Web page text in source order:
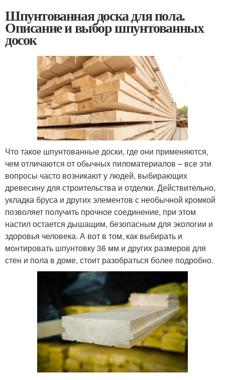
Шпунтованная доска для пола.
Описание и выбор шпунтованных
досок
Что такое шпунтованные доски, где они применяются,
чем отличаются от обычных пиломатериалов – все эти
вопросы часто возникают у людей, выбирающих
древесину для строительства и отделки. Действительно,
укладка бруса и других элементов с необычной кромкой
позволяет получить прочное соединение, при этом
настил остается дышащим, безопасным для экологии и
здоровья человека. А вот в том, как выбирать и
монтировать шпунтовку 36 мм и других размеров для
стен и пола в доме, стоит разобраться более подробно.